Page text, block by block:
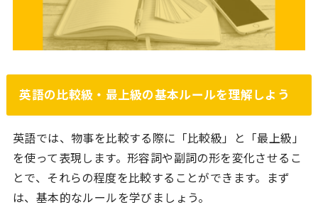
英語の比較級・最上級の基本ルールを理解しよう
英語では、物事を比較する際に「比較級」と「最上級」
を使って表現します。形容詞や副詞の形を変化させるこ
とで、それらの程度を比較することができます。まず
は、基本的なルールを学びましょう。